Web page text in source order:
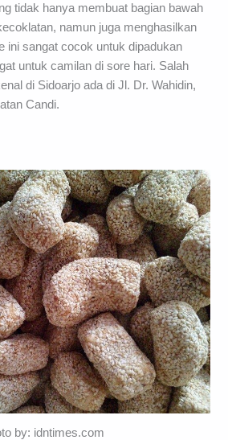
tidak hanya membuat bagian bawah
namun juga menghasilkan
ini sangat cocok untuk dipadukan
untuk camilan di sore hari. Salah
di Sidoarjo ada di Jl. Dr. Wahidin,
Candi.
by: idntimes.com